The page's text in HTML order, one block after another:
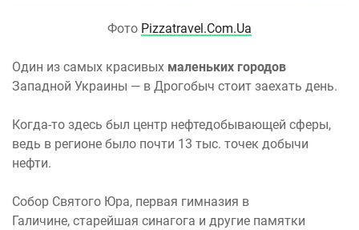
Фото Pizzatravel.Com.Ua
Один из самых красивых маленьких городов
Западной Украины — в Дрогобыч стоит заехать день.
Когда-то здесь был центр нефтедобывающей сферы,
ведь в регионе было почти 13 тыс. точек добычи
нефти.
Собор Святого Юра, первая гимназия в
Галичине, старейшая синагога и другие памятки